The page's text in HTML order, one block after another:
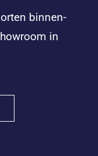
binnen-
in